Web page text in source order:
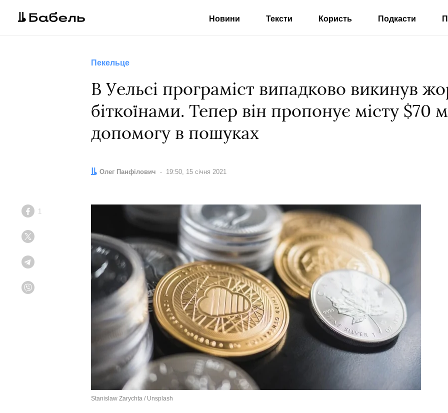
Новини Тексти Користь Подкасти
Пекельце
В Уельсі програміст випадково викинув
біткоїнами. Тепер він пропонує місту $70
допомогу в пошуках
Автор:
Олег Панфілович Дата:
19:50, 15 січня 2021
Stanislaw Zarychta / Unsplash
Facebook
1